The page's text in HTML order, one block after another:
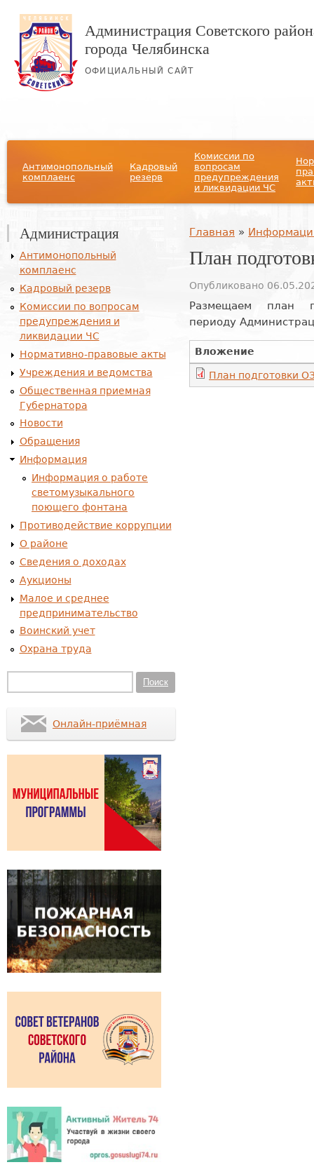
Администрация Советского
города Челябинска
ОФИЦИАЛЬНЫЙ САЙТ
Антимонопольный
комплаенс
Кадровый
резерв
Комиссии по
вопросам
предупреждения
и ликвидации ЧС
Вы здесь
Главная »
План
Опубликовано
Размещаем план
периоду
Вложение
План подготовки
Администрация
Антимонопольный
комплаенс
Кадровый резерв
Комиссии по вопросам
предупреждения и
ликвидации ЧС
Нормативно-правовые акты
Учреждения и ведомства
Общественная приемная
Губернатора
Новости
Обращения
Информация
Информация о работе
светомузыкального
поющего фонтана
Противодействие коррупции
О районе
Сведения о доходах
Аукционы
Малое и среднее
предпринимательство
Воинский учет
Охрана труда
Поиск
Онлайн-приёмная